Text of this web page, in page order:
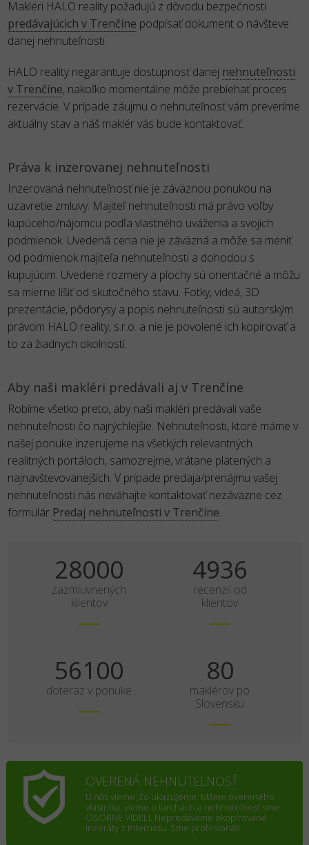
Makléri HALO reality požadujú z dôvodu bezpečnosti
predávajúcich v Trenčíne podpísať dokument o návšteve
danej nehnuteľnosti.
HALO reality negarantuje dostupnosť danej nehnuteľnosti
v Trenčíne, nakoľko momentálne môže prebiehať proces
rezervácie. V prípade záujmu o nehnuteľnosť vám preveríme
aktuálny stav a náš maklér vás bude kontaktovať.
Práva k inzerovanej nehnuteľnosti
Inzerovaná nehnuteľnosť nie je záväznou ponukou na
uzavretie zmluvy. Majiteľ nehnuteľnosti má právo voľby
kupúceho/nájomcu podľa vlastného uváženia a svojich
podmienok. Uvedená cena nie je záväzná a môže sa meniť
od podmienok majiteľa nehnuteľnosti a dohodou s
kupujúcim. Uvedené rozmery a plochy sú orientačné a môžu
sa mierne líšiť od skutočného stavu. Fotky, videá, 3D
prezentácie, pôdorysy a popis nehnuteľnosti sú autorským
právom HALO reality, s.r.o. a nie je povolené ich kopírovať a
to za žiadnych okolností.
Aby naši makléri predávali aj v Trenčíne
Robíme všetko preto, aby naši makléri predávali vaše
nehnuteľnosti čo najrýchlejšie. Nehnuteľnosti, ktoré máme v
našej ponuke inzerujeme na všetkých relevantných
realitných portáloch, samozrejme, vrátane platených a
najnavštevovanejších. V prípade predaja/prenájmu vašej
nehnuteľnosti nás neváhajte kontaktovať nezáväzne cez
formulár Predaj nehnuteľnosti v Trenčíne.
35000
zazmluvnených
klientov
6170
recenzií od
klientov
70125
doteraz v ponuke
100
maklérov po
Slovensku
OVERENÁ NEHNUTEĽNOSŤ
U nás vieme, čo ukazujeme. Máme overeného
vlastníka, vieme o ťarchách a nehnuteľnosť sme
OSOBNE VIDELI. Nepredávame okopírované
inzeráty z internetu. Sme profesionáli.